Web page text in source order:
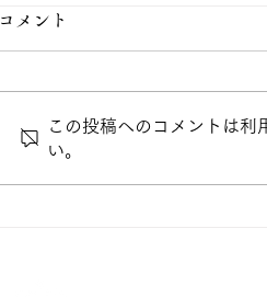
＜教職支援室から＞
コメント
この投稿へのコメントは利
い。